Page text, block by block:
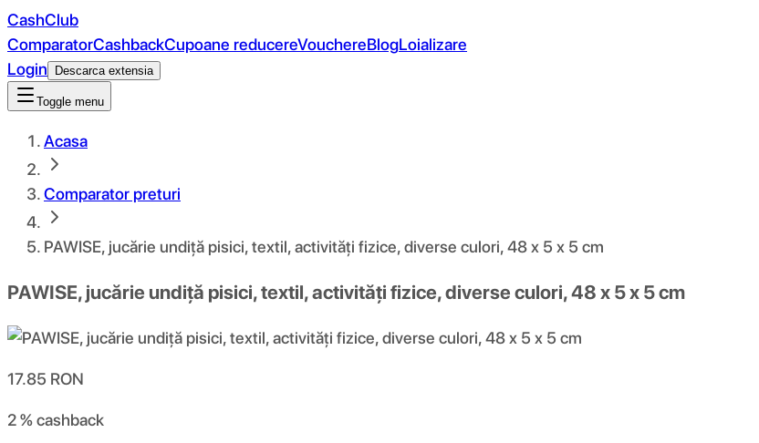
CashClub
ComparatorCashbackCupoane reducereVouchereBlogLoializare
Login
Descarca extensia
Toggle menu
Acasa
Comparator preturi
PAWISE, jucărie undiță pisici, textil, activități fizice, diverse culori, 48 x 5 x 5 cm
PAWISE, jucărie undiță pisici, textil, activități fizice, diverse culori, 48 x 5 x 5 cm
17.85 RON
2 %cashback